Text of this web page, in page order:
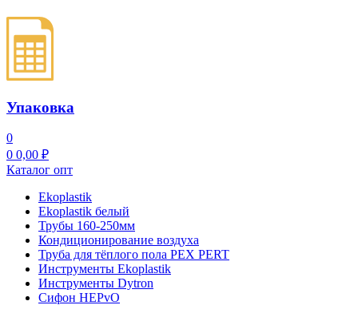
Упаковка
0
0 0,00 ₽
Каталог опт
Ekoplastik
Ekoplastik белый
Трубы 160-250мм
Кондиционирование воздуха
Труба для тёплого пола PEX PERT
Инструменты Ekoplastik
Инструменты Dytron
Сифон HEPvO